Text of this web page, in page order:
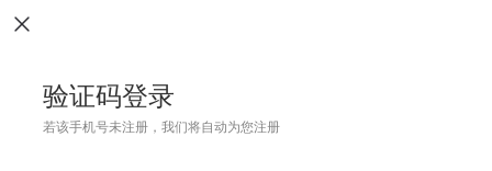
验证码登录
若该手机号未注册，我们将自动为您注册